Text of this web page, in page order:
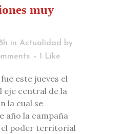
muy
in Actualidad
by
1 Like
este jueves el
eje central de la
la cual se
año la campaña
poder territorial